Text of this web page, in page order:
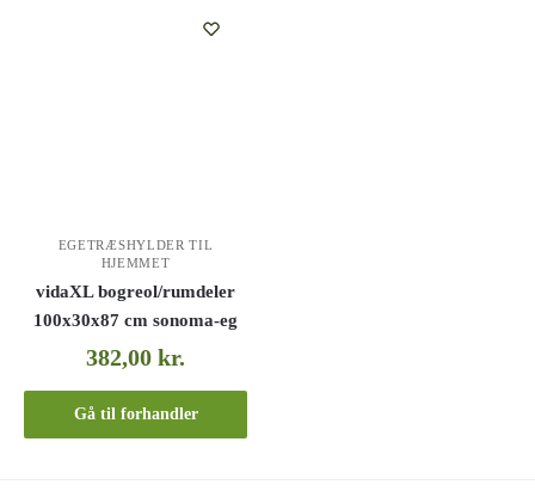
EGETRÆSHYLDER TIL
HJEMMET
vidaXL bogreol/rumdeler
100x30x87 cm sonoma-eg
382,00kr.
Gå til forhandler